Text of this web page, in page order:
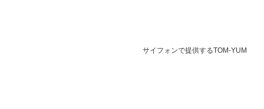
サイフォンで提供するTOM-YUM